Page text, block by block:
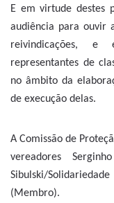
E em virtude destes
audiência para ouvir
reivindicações,
representantes de
no âmbito da
de execução delas.
A Comissão de
vereadores
Sibulski/
(Membro).